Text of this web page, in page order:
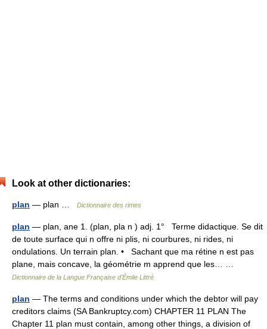
Look at other dictionaries:
plan — plan … Dictionnaire des rimes
plan — plan, ane 1. (plan, pla n ) adj. 1° Terme didactique. Se dit
de toute surface qui n offre ni plis, ni courbures, ni rides, ni
ondulations. Un terrain plan. • Sachant que ma rétine n est pas
plane, mais concave, la géométrie m apprend que les… …
Dictionnaire de la Langue Française d'Émile Littré
plan — The terms and conditions under which the debtor will pay
creditors claims (SA Bankruptcy.com) CHAPTER 11 PLAN The
Chapter 11 plan must contain, among other things, a division of